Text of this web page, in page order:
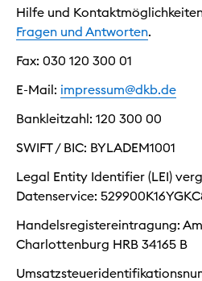
Hilfe und
Fragen und Antworten.
Fax: 030 120 300 01
E-Mail: impressum@dkb.de
Bankleitzahl: 120 300 00
SWIFT / BIC: BYLADEM1001
Legal Entity Identifier (LEI)
Datenservice:
Handelsregistereintragung:
Charlottenburg HRB 34165 B